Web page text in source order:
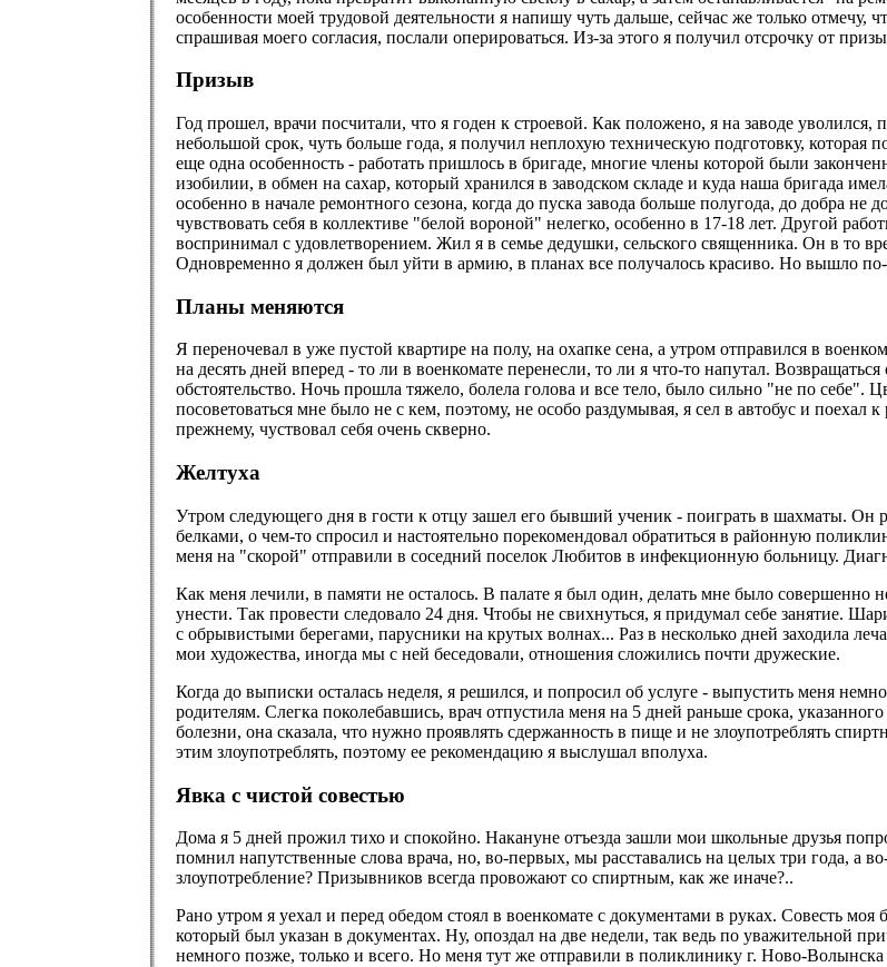
особенности моей трудовой деятельности я напишу чуть дальше, сейчас же только
спрашивая моего согласия, послали оперироваться. Из-за этого я получил отсрочку от
Призыв
Год прошел, врачи посчитали, что я годен к строевой. Как положено, я на заводе
небольшой срок, чуть больше года, я получил неплохую техническую подготовку, которая
еще одна особенность - работать пришлось в бригаде, многие члены которой были
изобилии, в обмен на сахар, который хранился в заводском складе и куда наша бригада
особенно в начале ремонтного сезона, когда до пуска завода больше полугода, до добра не
чувствовать себя в коллективе "белой вороной" нелегко, особенно в 17-18 лет. Другой
воспринимал с удовлетворением. Жил я в семье дедушки, сельского священника. Он в то
Одновременно я должен был уйти в армию, в планах все получалось красиво. Но вышло по-
Планы меняются
Я переночевал в уже пустой квартире на полу, на охапке сена, а утром отправился в
на десять дней вперед - то ли в военкомате перенесли, то ли я что-то напутал.
обстоятельство. Ночь прошла тяжело, болела голова и все тело, было сильно "не по
посоветоваться мне было не с кем, поэтому, не особо раздумывая, я сел в автобус и
прежнему, чуствовал себя очень скверно.
Желтуха
Утром следующего дня в гости к отцу зашел его бывший ученик - поиграть в шахматы. Он
белками, о чем-то спросил и настоятельно порекомендовал обратиться в районную
меня на "скорой" отправили в соседний поселок Любитов в инфекционную больницу.
Как меня лечили, в памяти не осталось. В палате я был один, делать мне было совершенно
унести. Так провести следовало 24 дня. Чтобы не свихнуться, я придумал себе занятие.
с обрывистыми берегами, парусники на крутых волнах... Раз в несколько дней заходила
мои художества, иногда мы с ней беседовали, отношения сложились почти дружеские.
Когда до выписки осталась неделя, я решился, и попросил об услуге - выпустить меня
родителям. Слегка поколебавшись, врач отпустила меня на 5 дней раньше срока,
болезни, она сказала, что нужно проявлять сдержанность в пище и не злоупотреблять
этим злоупотреблять, поэтому ее рекомендацию я выслушал вполуха.
Явка с чистой совестью
Дома я 5 дней прожил тихо и спокойно. Накануне отъезда зашли мои школьные друзья
помнил напутственные слова врача, но, во-первых, мы расставались на целых три года, а
злоупотребление? Призывников всегда провожают со спиртным, как же иначе?..
Рано утром я уехал и перед обедом стоял в военкомате с документами в руках. Совесть
который был указан в документах. Ну, опоздал на две недели, так ведь по уважительной
немного позже, только и всего. Но меня тут же отправили в поликлинику г. Ново-